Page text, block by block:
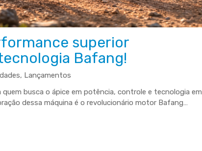
superior
Bafang!
, Lançamentos
busca o ápice em potência, controle e tecnologia em
dessa máquina é o revolucionário motor Bafang…